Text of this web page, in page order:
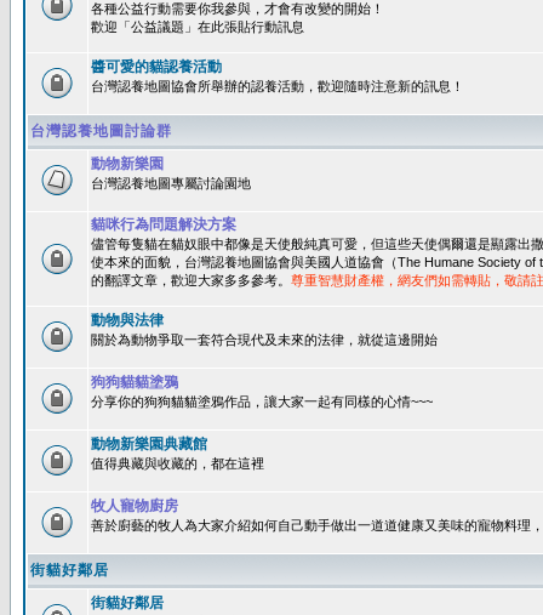
各種公益行動需要你我參與，才會有改變的開始！
歡迎「公益議題」在此張貼行動訊息
醬可愛的貓認養活動
台灣認養地圖協會所舉辦的認養活動，歡迎隨時注意新的訊息！
台灣認養地圖討論群
動物新樂園
台灣認養地圖專屬討論園地
貓咪行為問題解決方案
儘管每隻貓在貓奴眼中都像是天使般純真可愛，但這些天使偶爾還是顯露出
使本來的面貌，台灣認養地圖協會與美國人道協會（The Humane Society
的翻譯文章，歡迎大家多多參考。 尊重智慧財產權，網友們如需轉貼，敬請
動物與法律
關於為動物爭取一套符合現代及未來的法律，就從這邊開始
狗狗貓貓塗鴉
分享你的狗狗貓貓塗鴉作品，讓大家一起有同樣的心情~~~
動物新樂園典藏館
值得典藏與收藏的，都在這裡
牧人寵物廚房
善於廚藝的牧人為大家介紹如何自己動手做出一道道健康又美味的寵物料理
街貓好鄰居
街貓好鄰居